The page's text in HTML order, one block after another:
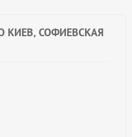
КИЕВ, СОФИЕВСКАЯ